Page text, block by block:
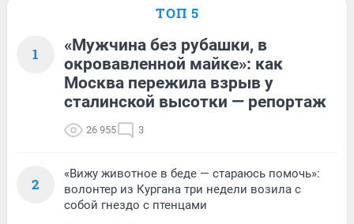
ТОП 5
1
«Мужчина без рубашки, в
окровавленной майке»: как
Москва пережила взрыв у
сталинской высотки — репортаж
26 955 3
2
«Вижу животное в беде — стараюсь помочь»:
волонтер из Кургана три недели возила с
собой гнездо с птенцами